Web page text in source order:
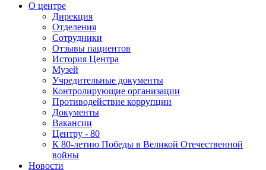
О центре
Дирекция
Отделения
Сотрудники
Отзывы пациентов
История Центра
Музей
Учредительные документы
Контролирующие организации
Противодействие коррупции
Документы
Вакансии
Центру - 80
К 80-летию Победы в Великой Отечественной
войны
Новости